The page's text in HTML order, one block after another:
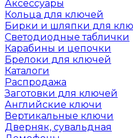
Аксессуары
Кольца для ключей
Бирки и шляпки для
Светодиодные таблички
Карабины и цепочки
Брелоки для ключей
Каталоги
Распродажа
Заготовки для ключей
Английские ключи
Вертикальные ключи
Дверняк, сувальдная